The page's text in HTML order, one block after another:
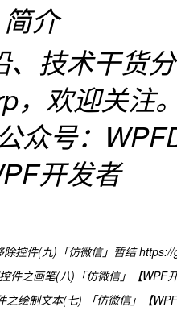
简介
、技术干货
，欢迎关注
众号：
开发者
除控件(九)「仿微信」暂结
件之画笔(八)「仿微信」【WPF
绘制文本(七) 「仿微信」【